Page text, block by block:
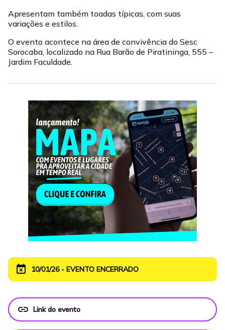
Apresentam também toadas típicas, com suas
variações e estilos.
O evento acontece na área de convivência do Sesc
Sorocaba, localizado na Rua Barão de Piratininga, 555 –
Jardim Faculdade.
event_busy 10/01/26 - EVENTO ENCERRADO
link Link do evento